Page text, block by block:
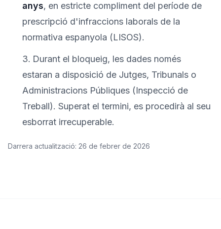
anys, en estricte compliment del període de
prescripció d'infraccions laborals de la
normativa espanyola (LISOS).
Durant el bloqueig, les dades només
estaran a disposició de Jutges, Tribunals o
Administracions Públiques (Inspecció de
Treball). Superat el termini, es procedirà al seu
esborrat irrecuperable.
Darrera actualització: 26 de febrer de 2026